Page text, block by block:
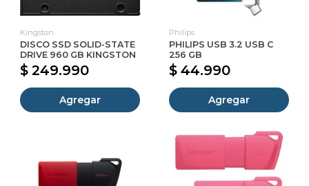
Kingston
DISCO SSD SOLID-STATE
DRIVE 960 GB KINGSTON
$ 249.990
Agregar
Philips
PHILIPS USB 3.2 USB C
256 GB
$ 44.990
Agregar